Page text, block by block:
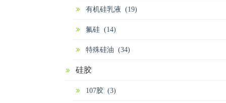
有机硅乳液 (19)
氟硅 (14)
特殊硅油 (34)
硅胶
107胶 (3)